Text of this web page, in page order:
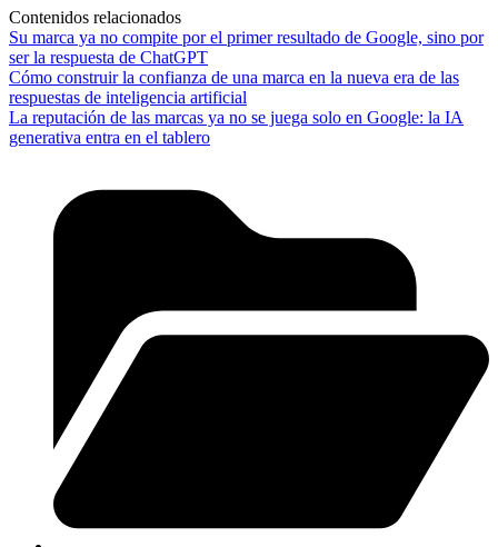
Contenidos relacionados
Su marca ya no compite por el primer resultado de Google, sino por
ser la respuesta de ChatGPT
Cómo construir la confianza de una marca en la nueva era de las
respuestas de inteligencia artificial
La reputación de las marcas ya no se juega solo en Google: la IA
generativa entra en el tablero